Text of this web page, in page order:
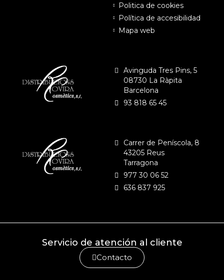
Politica de cookies
Política de accesibilidad
Mapa web
Avinguda Tres Pins, 5
08730 La Ràpita
Barcelona
93 818 65 45
Carrer de Peníscola, 8
43205 Reus
Tarragona
977 30 06 52
636 837 925
Servicio de atención al cliente
Contacto